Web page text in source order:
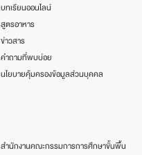
บทเรียนออนไลน์
สูตรอาหาร
ข่าวสาร
คำถามที่พบบ่อย
นโยบายคุ้มครองข้อมูลส่วนบุคคล
สำนักงานคณะกรรมการการศึกษาขั้นพื้น